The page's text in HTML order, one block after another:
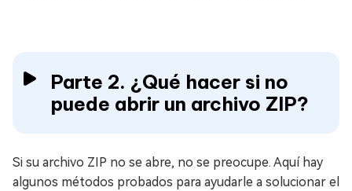
Parte 2. ¿Qué hacer si no
puede abrir un archivo ZIP?
Si su archivo ZIP no se abre, no se preocupe. Aquí hay
algunos métodos probados para ayudarle a solucionar el